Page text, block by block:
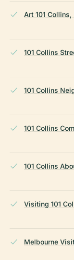
Art 101
101 Collins
101 Collins
101 Collins
101 Collins
Visiting 101
Melbourne